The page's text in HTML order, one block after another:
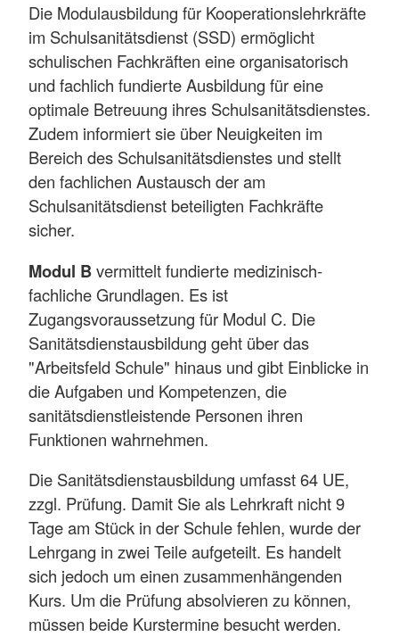
Die Modulausbildung für Kooperationslehrkräfte
im Schulsanitätsdienst (SSD) ermöglicht
schulischen Fachkräften eine organisatorisch
und fachlich fundierte Ausbildung für eine
optimale Betreuung ihres Schulsanitätsdienstes.
Zudem informiert sie über Neuigkeiten im
Bereich des Schulsanitätsdienstes und stellt
den fachlichen Austausch der am
Schulsanitätsdienst beteiligten Fachkräfte
sicher.
Modul Bvermittelt fundierte medizinisch-
fachliche Grundlagen. Es ist
Zugangsvoraussetzung für Modul C. Die
Sanitätsdienstausbildung geht über das
"Arbeitsfeld Schule" hinaus und gibt Einblicke in
die Aufgaben und Kompetenzen, die
sanitätsdienstleistende Personen ihren
Funktionen wahrnehmen.
Die Sanitätsdienstausbildung umfasst 64 UE,
zzgl. Prüfung. Damit Sie als Lehrkraft nicht 9
Tage am Stück in der Schule fehlen, wurde der
Lehrgang in zwei Teile aufgeteilt. Es handelt
sich jedoch um einen zusammenhängenden
Kurs. Um die Prüfung absolvieren zu können,
müssen beide Kurstermine besucht werden.